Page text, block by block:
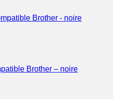
Brother – noire